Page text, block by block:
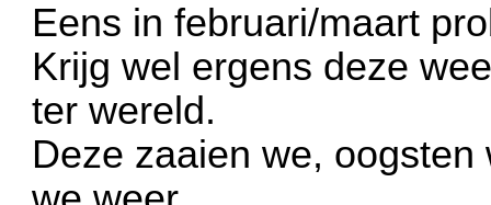
Eens in februari/maart
Krijg wel ergens deze
ter wereld.
Deze zaaien we,